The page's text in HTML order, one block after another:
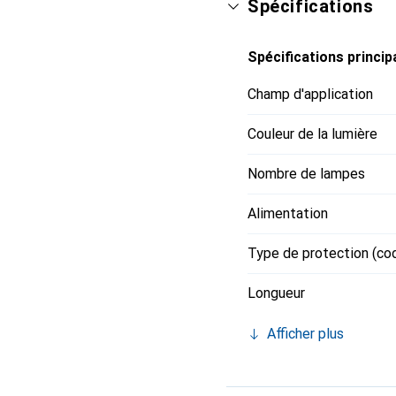
occasions spéciales.
durables que le
Spécifications
Spécifications
Champ d'application
Couleur de la lumière
Nombre de lampes
Alimentation
Type de protection
Longueur
Afficher plus